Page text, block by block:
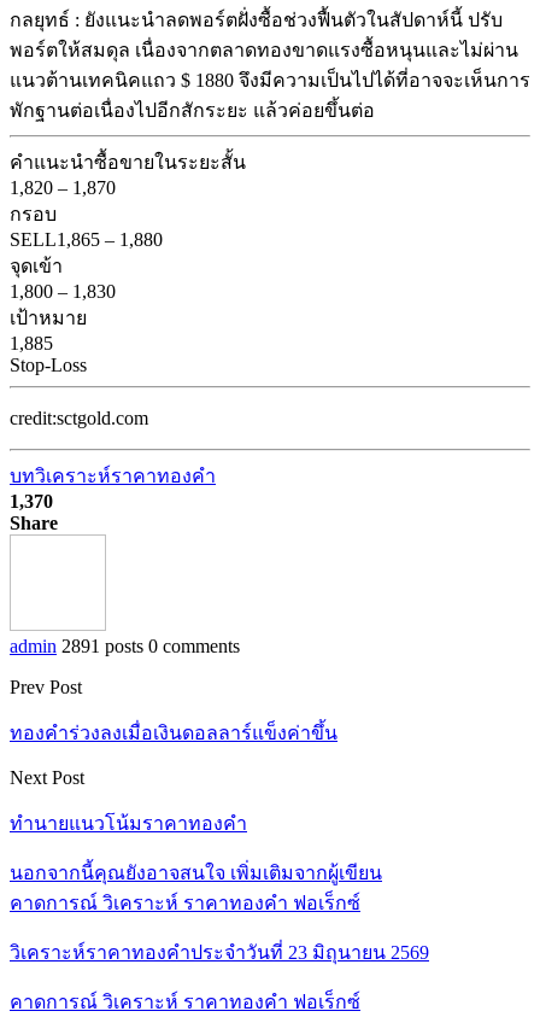
กลยุทธ์ : ยังแนะนำลดพอร์ตฝั่งซื้อช่วงฟื้นตัวในสัปดาห์นี้ ปรับ
พอร์ตให้สมดุล เนื่องจากตลาดทองขาดแรงซื้อหนุนและไม่ผ่าน
แนวต้านเทคนิคแถว $ 1880 จึงมีความเป็นไปได้ที่อาจจะเห็นการ
พักฐานต่อเนื่องไปอีกสักระยะ แล้วค่อยขึ้นต่อ
คำแนะนำซื้อขายในระยะสั้น
1,820 – 1,870
กรอบ
SELL1,865 – 1,880
จุดเข้า
1,800 – 1,830
เป้าหมาย
1,885
Stop-Loss
credit:sctgold.com
บทวิเคราะห์ราคาทองคำ
1,370
Share
admin 2891 posts 0 comments
Prev Post
ทองคำร่วงลงเมื่อเงินดอลลาร์แข็งค่าขึ้น
Next Post
ทำนายแนวโน้มราคาทองคำ
นอกจากนี้คุณยังอาจสนใจ เพิ่มเติมจากผู้เขียน
คาดการณ์ วิเคราะห์ ราคาทองคำ ฟอเร็กซ์
วิเคราะห์ราคาทองคำประจำวันที่ 23 มิถุนายน 2569
คาดการณ์ วิเคราะห์ ราคาทองคำ ฟอเร็กซ์